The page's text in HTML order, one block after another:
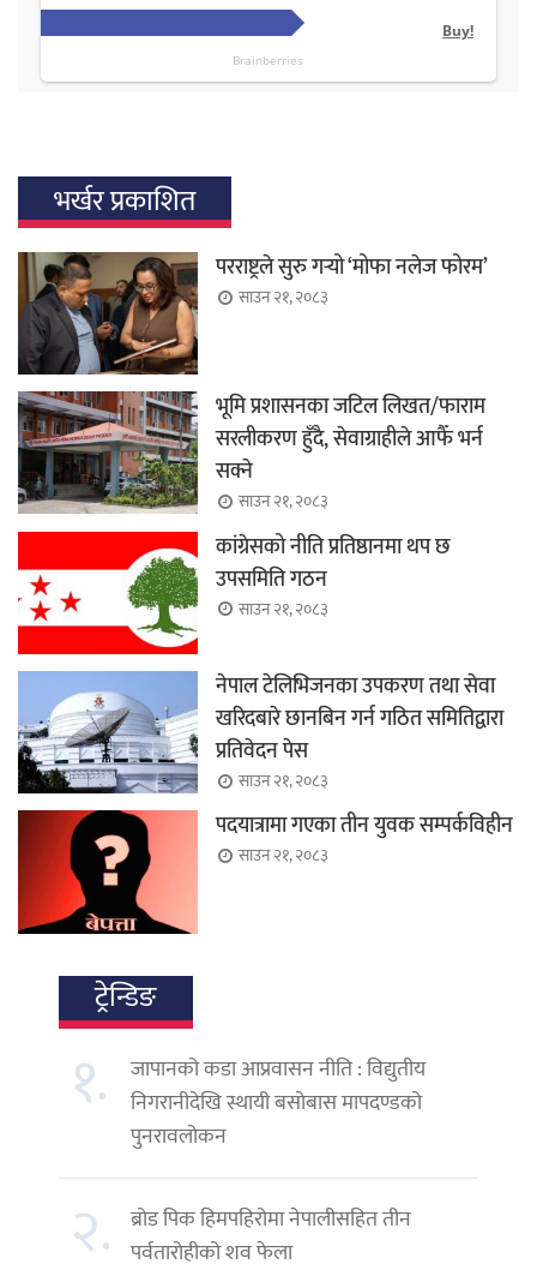
भर्खर प्रकाशित
परराष्ट्रले सुरु गर्‍यो ‘मोफा नलेज फोरम’
साउन २१, २०८३
भूमि प्रशासनका जटिल लिखत/फाराम
सरलीकरण हुँदै, सेवाग्राहीले आफैँ भर्न
सक्ने
साउन २१, २०८३
कांग्रेसको नीति प्रतिष्ठानमा थप छ
उपसमिति गठन
साउन २१, २०८३
नेपाल टेलिभिजनका उपकरण तथा सेवा
खरिदबारे छानबिन गर्न गठित समितिद्वारा
प्रतिवेदन पेस
साउन २१, २०८३
पदयात्रामा गएका तीन युवक सम्पर्कविहीन
साउन २१, २०८३
ट्रेन्डिङ
१.
जापानको कडा आप्रवासन नीति : विद्युतीय
निगरानीदेखि स्थायी बसोबास मापदण्डको
पुनरावलोकन
२. ब्रोड पिक हिमपहिरोमा नेपालीसहित तीन
पर्वतारोहीको शव फेला